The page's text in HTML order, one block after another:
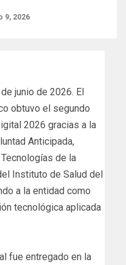
9, 2026
junio de 2026. El
obtuvo el segundo
2026 gracias a la
Anticipada,
de la
Instituto de Salud del
a la entidad como
tecnológica aplicada
fue entregado en la